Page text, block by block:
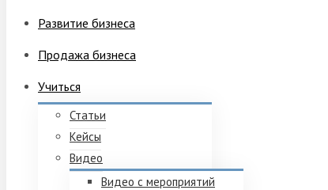
Развитие бизнеса
Продажа бизнеса
Учиться
Статьи
Кейсы
Видео
Видео с мероприятий